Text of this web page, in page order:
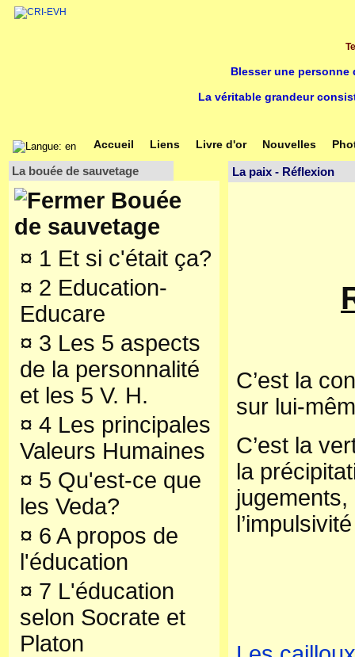
Blesser une personne
La véritable grandeur
Accueil Liens Livre d'or Nouvelles
La bouée de sauvetage
Bouée
de sauvetage
¤ 1 Et si c'était ça?
¤ 2 Education-
Educare
¤ 3 Les 5 aspects
de la personnalité
et les 5 V. H.
¤ 4 Les principales
Valeurs Humaines
¤ 5 Qu'est-ce que
les Veda?
¤ 6 A propos de
l'éducation
¤ 7 L'éducation
selon Socrate et
Platon
La paix - Réflexion
C’est la
sur lui-
C’est la
la
jugements,